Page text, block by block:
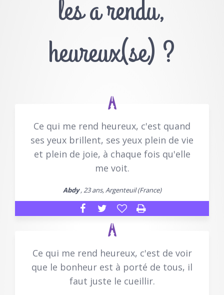
les a rendu,
heureux(se) ?
Ce qui me rend heureux, c'est quand
ses yeux brillent, ses yeux plein de vie
et plein de joie, à chaque fois qu'elle
me voit.
Abdy, 23 ans, Argenteuil (France)
Ce qui me rend heureux, c'est de voir
que le bonheur est à porté de tous, il
faut juste le cueillir.